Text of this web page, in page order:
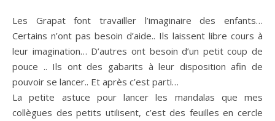
Les Grapat font travailler l’imaginaire des enfants…
Certains n’ont pas besoin d’aide.. Ils laissent libre cours à
leur imagination… D’autres ont besoin d’un petit coup de
pouce .. Ils ont des gabarits à leur disposition afin de
pouvoir se lancer.. Et après c’est parti…
La petite astuce pour lancer les mandalas que mes
collègues des petits utilisent, c’est des feuilles en cercle